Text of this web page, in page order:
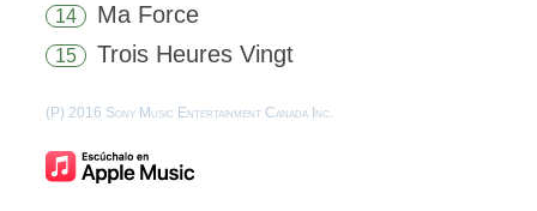
14 Ma Force
15 Trois Heures Vingt
(P) 2016 Sony Music Entertainment Canada Inc.